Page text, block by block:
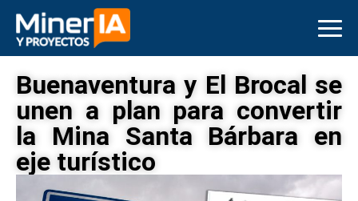
Buenaventura y El Brocal se
unen a plan para convertir
la Mina Santa Bárbara en
eje turístico